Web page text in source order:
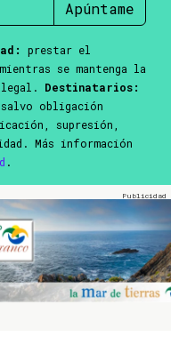
Apúntame
prestar el
mientras se mantenga la
Destinatarios:
obligación
supresión,
Más información
.